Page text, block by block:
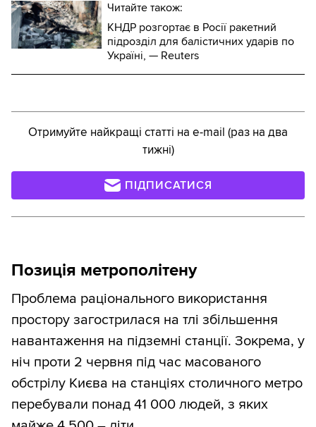
Читайте також:
КНДР розгортає в Росії ракетний
підрозділ для балістичних ударів по
Україні, — Reuters
Отримуйте найкращі статті на e-mail (раз на два
тижні)
ПІДПИСАТИСЯ
Позиція метрополітену
Проблема раціонального використання
простору загострилася на тлі збільшення
навантаження на підземні станції. Зокрема, у
ніч проти 2 червня під час масованого
обстрілу Києва на станціях столичного метро
перебували понад 41 000 людей, з яких